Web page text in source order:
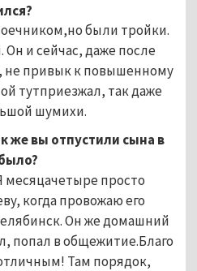
были тройки.
и сейчас, даже после
не привык к повышенному
тутприезжал, так даже
шумихи.
же вы отпустили сына в
месяцачетыре просто
когда провожаю его
Он же домашний
попал в общежитие.Благо
Там порядок,